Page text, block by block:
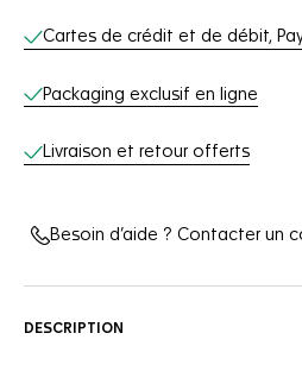
Cartes de crédit et de débit,
Packaging exclusif en ligne
Livraison et retour offerts
Besoin d’aide ? Contacter un
DESCRIPTION